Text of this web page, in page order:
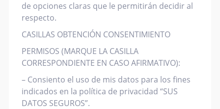
de opciones claras que le permitirán decidir al
respecto.
CASILLAS OBTENCIÓN CONSENTIMIENTO
PERMISOS (MARQUE LA CASILLA
CORRESPONDIENTE EN CASO AFIRMATIVO):
– Consiento el uso de mis datos para los fines
indicados en la política de privacidad “SUS
DATOS SEGUROS”.